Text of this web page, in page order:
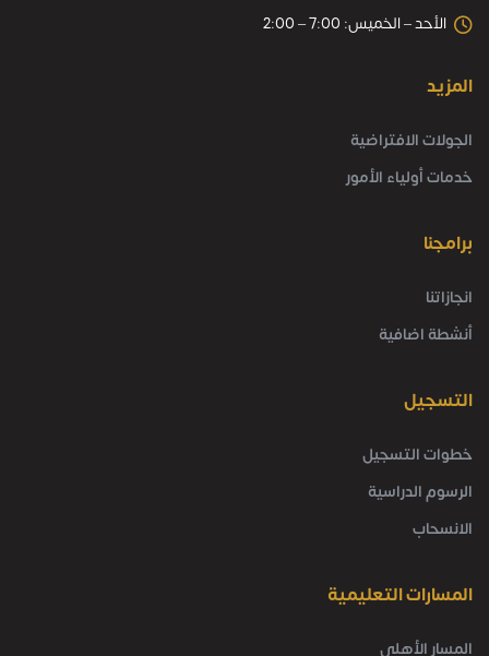
الأحد – الخميس: 7:00 – 2:00
المزيد
الجولات الافتراضية
خدمات أولياء الأمور
برامجنا
انجازاتنا
أنشطة اضافية
التسجيل
خطوات التسجيل
الرسوم الدراسية
الانسحاب
المسارات التعليمية
المسار الأهلي